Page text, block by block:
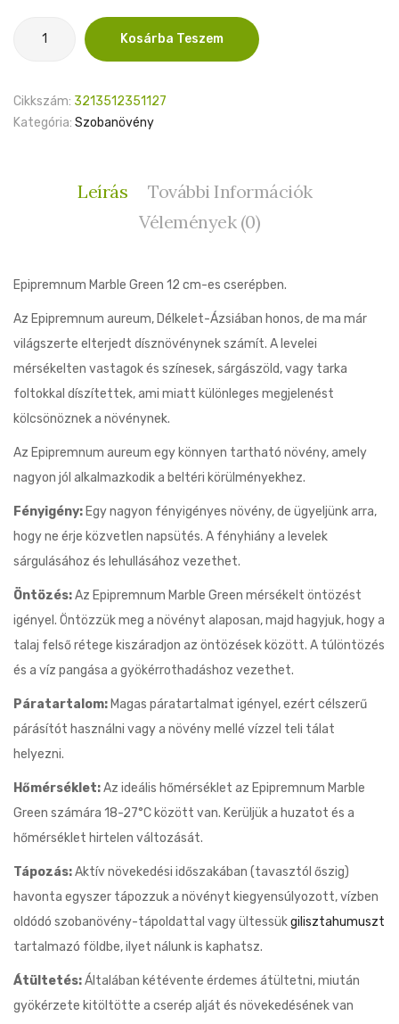
Epipremnum
Kosárba Teszem
Cikkszám: 3213512351127
Kategória: Szobanövény
Leírás
További Információk
Vélemények (0)
Epipremnum Marble Green 12 cm-es cserépben.
Az Epipremnum aureum, Délkelet-Ázsiában honos, de ma már
világszerte elterjedt dísznövénynek számít. A levelei
mérsékelten vastagok és színesek, sárgászöld, vagy tarka
foltokkal díszítettek, ami miatt különleges megjelenést
kölcsönöznek a növénynek.
Az Epipremnum aureum egy könnyen tartható növény, amely
nagyon jól alkalmazkodik a beltéri körülményekhez.
Fényigény: Egy nagyon fényigényes növény, de ügyeljünk arra,
hogy ne érje közvetlen napsütés. A fényhiány a levelek
sárgulásához és lehullásához vezethet.
Öntözés:Az Epipremnum Marble Green mérsékelt öntözést
igényel. Öntözzük meg a növényt alaposan, majd hagyjuk, hogy a
talaj felső rétege kiszáradjon az öntözések között. A túlöntözés
és a víz pangása a gyökérrothadáshoz vezethet.
Páratartalom: Magas páratartalmat igényel, ezért célszerű
párásítót használni vagy a növény mellé vízzel teli tálat
helyezni.
Hőmérséklet:Az ideális hőmérséklet az Epipremnum Marble
Green számára 18-27°C között van. Kerüljük a huzatot és a
hőmérséklet hirtelen változását.
Tápozás:Aktív növekedési időszakában (tavasztól őszig)
havonta egyszer tápozzuk a növényt kiegyensúlyozott, vízben
oldódó szobanövény-tápoldattal vagy ültessükgilisztahumuszt
tartalmazó földbe, ilyet nálunk is kaphatsz.
Átültetés:Általában kétévente érdemes átültetni, miután
gyökérzete kitöltötte a cserép alját és növekedésének van